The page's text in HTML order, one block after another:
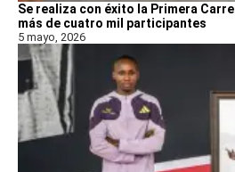
Se realiza con éxito la Primera
más de cuatro mil participantes
5 mayo, 2026